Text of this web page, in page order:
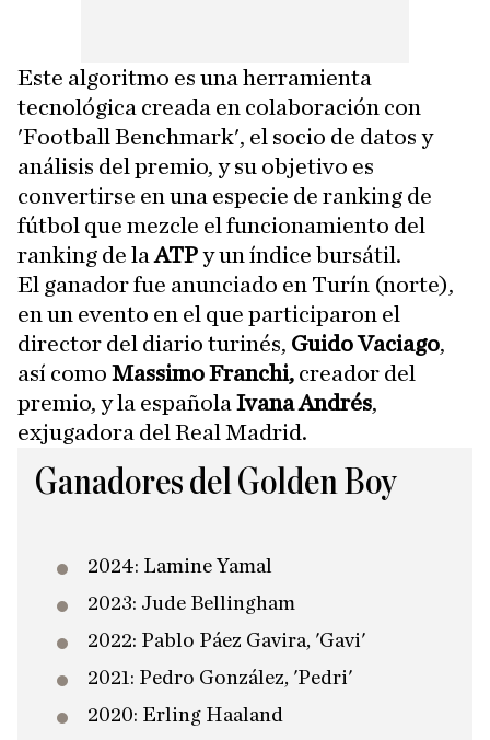
Este algoritmo es una herramienta
tecnológica creada en colaboración con
'Football Benchmark', el socio de datos y
análisis del premio, y su objetivo es
convertirse en una especie de ranking de
fútbol que mezcle el funcionamiento del
ranking de laATPy un índice bursátil.
El ganador fue anunciado en Turín (norte),
en un evento en el que participaron el
director del diario turinés, Guido Vaciago,
así como Massimo Franchi, creador del
premio, y la española Ivana Andrés,
exjugadora del Real Madrid.
Ganadores del Golden Boy
2024: Lamine Yamal
2023: Jude Bellingham
2022: Pablo Páez Gavira, 'Gavi'
2021: Pedro González, 'Pedri'
2020: Erling Haaland